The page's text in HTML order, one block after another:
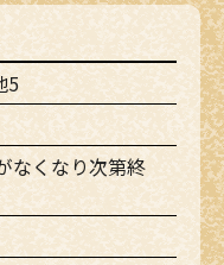
5
なくなり次第終